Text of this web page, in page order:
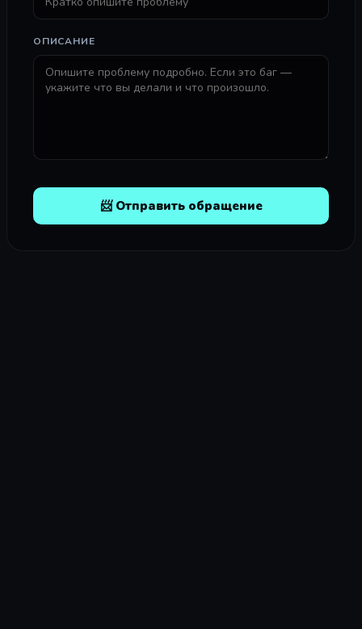
ОПИСАНИЕ
📨 Отправить обращение